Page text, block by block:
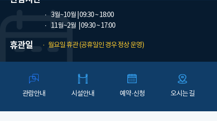
3월~10월 | 09:30 ~ 18:00
11월~2월
| 09:30 ~ 17:00
휴관일 월요일 휴관 (공휴일인 경우 정상 운영)
관람안내 시설안내 예약·신청 오시는 길